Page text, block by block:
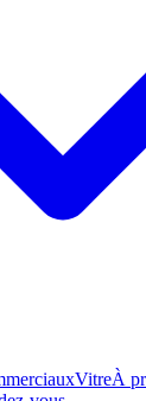
VitreÀ